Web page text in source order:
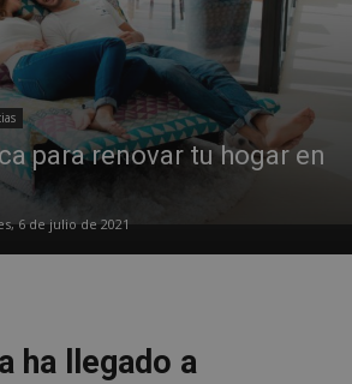
para renovar tu hogar en
6 de julio de 2021
ha llegado a